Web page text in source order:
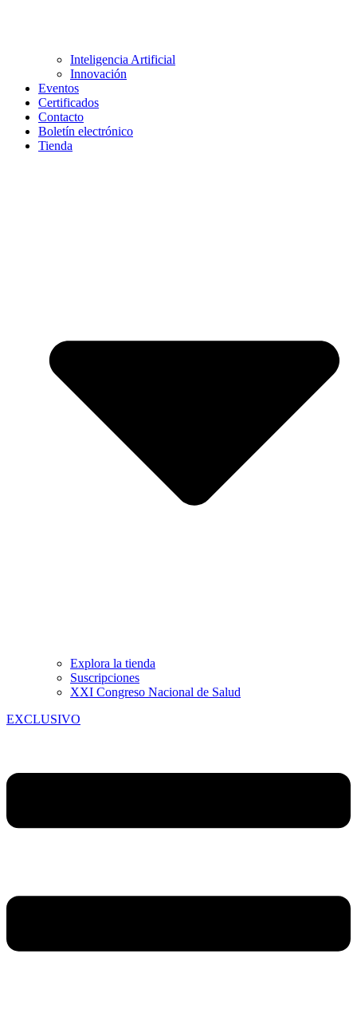
Inteligencia Artificial
Innovación
Eventos
Certificados
Contacto
Boletín electrónico
Tienda
Explora la tienda
Suscripciones
XXI Congreso Nacional de Salud
EXCLUSIVO